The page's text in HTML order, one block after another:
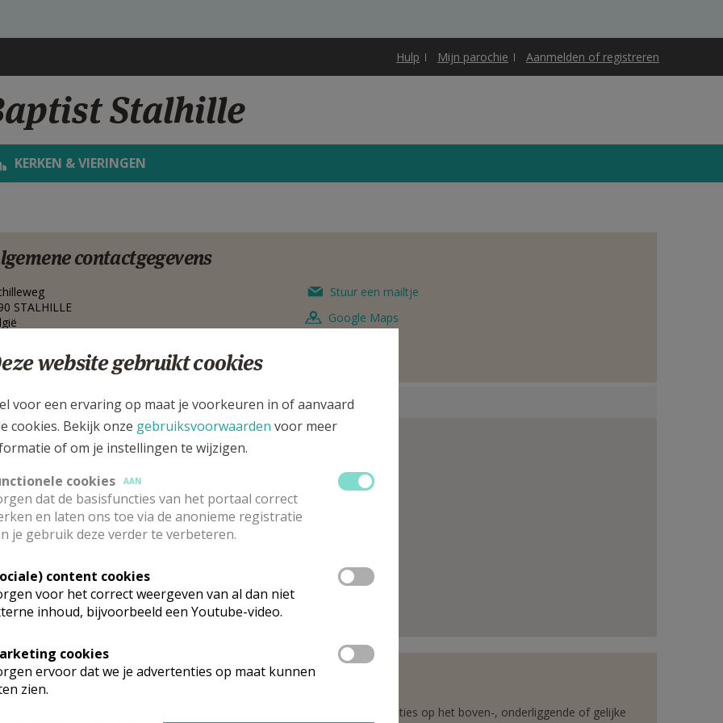
Hulp Mijn parochie Aanmelden of registreren
Stalhille
KERKEN & VIERINGEN
contactgegevens
STALHILLE
Stuur een mailtje
Google Maps
8490 STALHILLE
wat je zocht? Hier vind je links naar de gegevens van andere organisaties op het boven-, onderliggende of gelijke
website gebruikt cookies
voor een ervaring op maat je voorkeuren in of aanvaard
cookies. Bekijk onze gebruiksvoorwaarden voor meer
of om je instellingen te wijzigen.
cookies
AAN
dat de basisfuncties van het portaal correct
en laten ons toe via de anonieme registratie
je gebruik deze verder te verbeteren.
content cookies
voor het correct weergeven van al dan niet
inhoud, bijvoorbeeld een Youtube-video.
cookies
ervoor dat we je advertenties op maat kunnen
zien.